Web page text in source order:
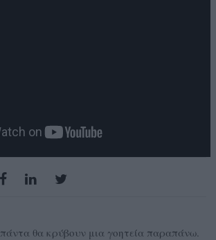
πάντα θα κρύβουν μια γοητεία παραπάνω.